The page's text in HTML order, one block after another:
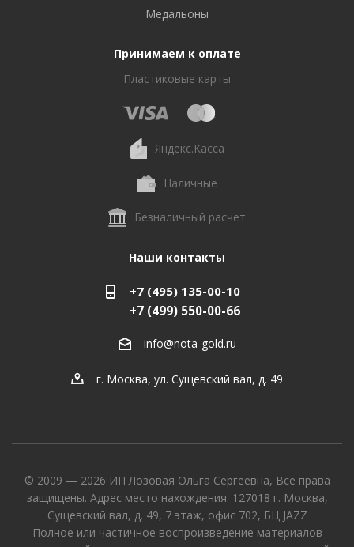
Медальоны
Принимаем к оплате
Пластиковые карты
Яндекс.Касса
Наличные
Безналичный расчет
Наши контакты
+7 (495) 135-00-10
+7 (499) 550-00-66
info@nota-gold.ru
г. Москва, ул. Сущевский вал, д. 49
© 2009 — 2026 ИП Лозовая Ольга Сергеевна, Все права
защищены. Адрес место нахождения: 127018 г. Москва,
Сущевский вал, д. 49, 7 этаж, офис 702, БЦ JAZZ
Полное или частичное воспроизведение материалов